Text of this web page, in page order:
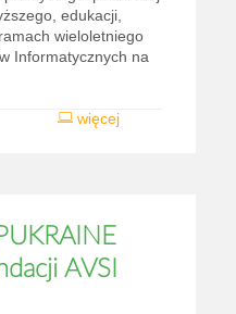
edukacji,
wieloletniego
Informatycznych na
więcej
AVSI